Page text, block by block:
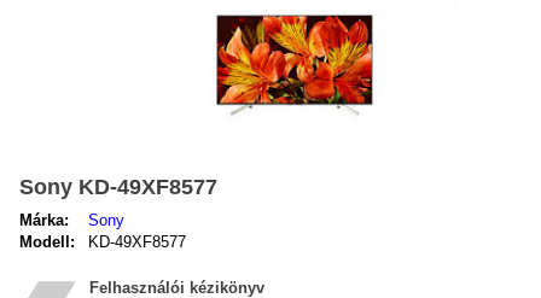
Sony KD-49XF8577
Márka:
Sony
Modell:
KD-49XF8577
Felhasználói kézikönyv